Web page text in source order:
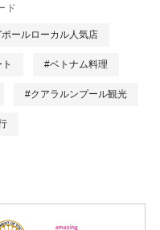
ド
ールローカル人気店
#ベトナム料理
#クアラルンプール観光